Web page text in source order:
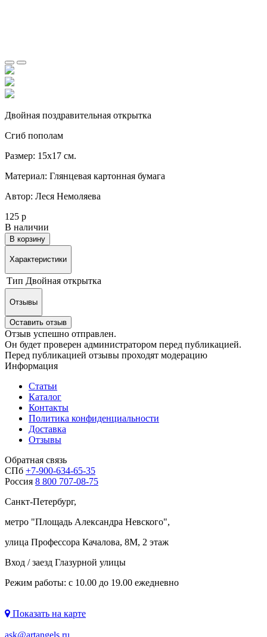
Двойная поздравительная открытка
Сгиб пополам
Размер: 15х17 см.
Материал: Глянцевая картонная бумага
Автор: Леся Немоляева
125 р
В наличии
В корзину
Характеристики
Тип Двойная открытка
Отзывы
Оставить отзыв
Отзыв успешно отправлен.
Он будет проверен администратором перед публикацией.
Перед публикацией отзывы проходят модерацию
Информация
Статьи
Каталог
Контакты
Политика конфиденциальности
Доставка
Отзывы
Обратная связь
СПб +7-900-634-65-35
Россия 8 800 707-08-75
Санкт-Петербург,
метро "Площадь Александра Невского",
улица Профессора Качалова, 8М, 2 этаж
Вход / заезд Глазурной улицы
Режим работы: с 10.00 до 19.00 ежедневно
Показать на карте